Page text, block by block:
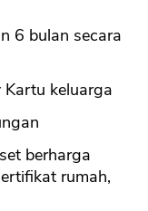
6 bulan secara
Kartu keluarga
berharga
rumah,